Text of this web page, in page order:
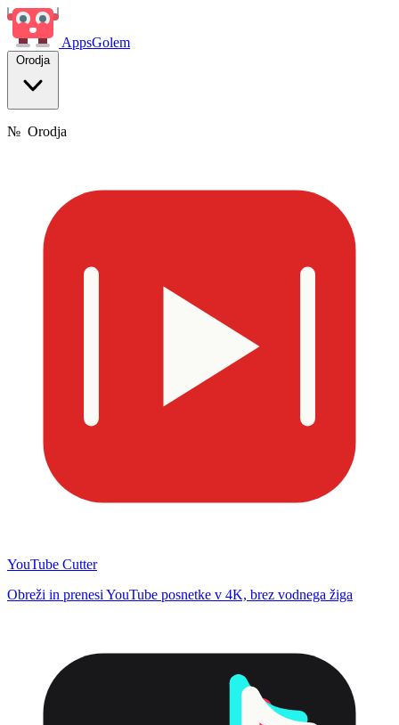
AppsGolem
Orodja
№ Orodja
YouTube Cutter
Obreži in prenesi YouTube posnetke v 4K, brez vodnega žiga